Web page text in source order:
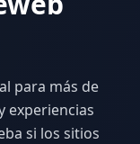
para más de
experiencias
si los sitios